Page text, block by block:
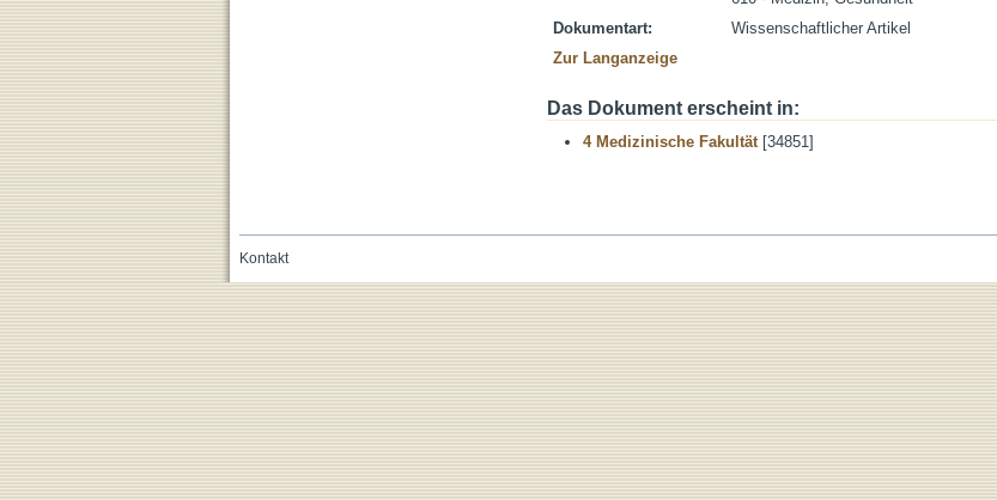
Dokumentart:
Wissenschaftlicher Artikel
Zur Langanzeige
Das Dokument erscheint in:
4 Medizinische Fakultät[34851]
Kontakt